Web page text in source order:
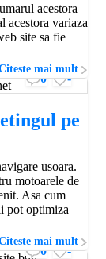
acestora
acestora variaza
site sa fie
mai mult
0 -
pe
usoara.
motoarele de
Asa cum
pot optimiza
mai mult
0 -